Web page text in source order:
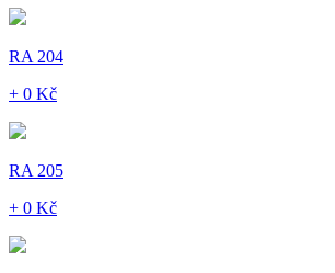
RA 204
+ 0 Kč
RA 205
+ 0 Kč